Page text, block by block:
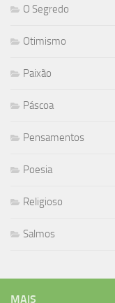
O Segredo
Otimismo
Paixão
Páscoa
Pensamentos
Poesia
Religioso
Salmos
MAIS